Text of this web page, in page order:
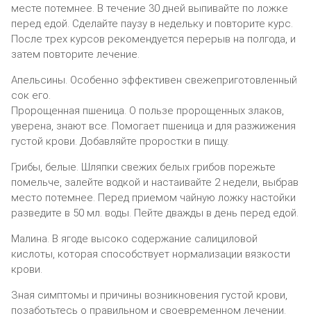
месте потемнее. В течение 30 дней выпивайте по ложке
перед едой. Сделайте паузу в недельку и повторите курс.
После трех курсов рекомендуется перерыв на полгода, и
затем повторите лечение.
Апельсины. Особенно эффективен свежеприготовленный
сок его.
Пророщенная пшеница. О пользе пророщенных злаков,
уверена, знают все. Помогает пшеница и для разжижения
густой крови. Добавляйте проростки в пищу.
Грибы, белые. Шляпки свежих белых грибов порежьте
помельче, залейте водкой и настаивайте 2 недели, выбрав
место потемнее. Перед приемом чайную ложку настойки
разведите в 50 мл. воды. Пейте дважды в день перед едой.
Малина. В ягоде высоко содержание салициловой
кислоты, которая способствует нормализации вязкости
крови.
Зная симптомы и причины возникновения густой крови,
позаботьтесь о правильном и своевременном лечении.